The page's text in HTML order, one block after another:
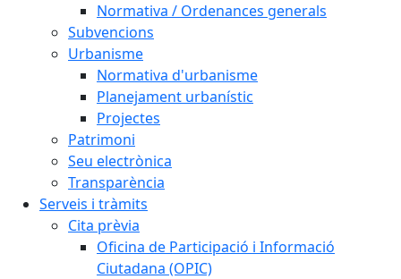
Normativa / Ordenances generals
Subvencions
Urbanisme
Normativa d'urbanisme
Planejament urbanístic
Projectes
Patrimoni
Seu electrònica
Transparència
Serveis i tràmits
Cita prèvia
Oficina de Participació i Informació
Ciutadana (OPIC)